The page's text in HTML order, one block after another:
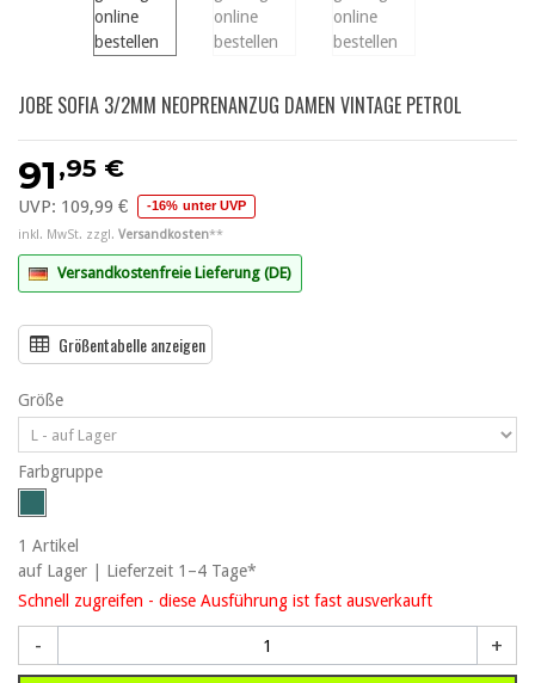
JOBE SOFIA 3/2MM NEOPRENANZUG DAMEN VINTAGE PETROL
91 ,95 €
UVP: 109,99 € -16% unter UVP
inkl. MwSt. zzgl. Versandkosten**
Versandkostenfreie Lieferung (DE)
Größentabelle anzeigen
Größe
Farbgruppe
1 Artikel
auf Lager | Lieferzeit 1–4 Tage*
Schnell zugreifen - diese Ausführung ist fast ausverkauft
- +